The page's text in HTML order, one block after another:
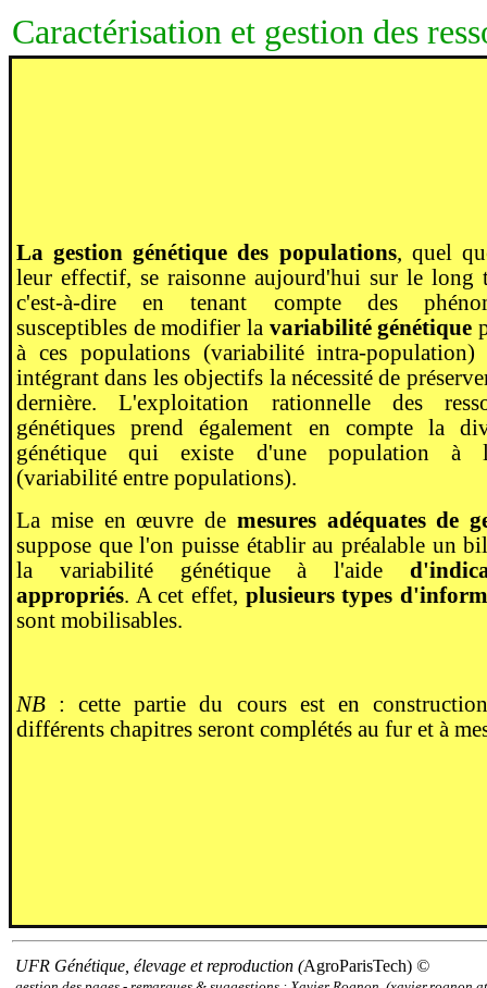
Caractérisation et gestion des
La gestion génétique des populations, quel
leur effectif, se raisonne aujourd'hui sur le long
c'est-à-dire en tenant compte des
susceptibles de modifier la variabilité génétique
à ces populations (variabilité intra-population)
intégrant dans les objectifs la nécessité de
dernière. L'exploitation rationnelle des
génétiques prend également en compte la
génétique qui existe d'une population à
(variabilité entre populations).
La mise en œuvre de mesures adéquates de
suppose que l'on puisse établir au préalable un
la variabilité génétique à l'aide
appropriés. A cet effet, plusieurs types
sont mobilisables.
NB : cette partie du cours est en
différents chapitres seront complétés au fur et à
UFR Génétique, élevage et reproduction (AgroParisTech) ©